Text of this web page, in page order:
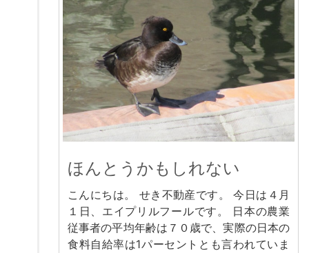
ほんとうかもしれない
こんにちは。 せき不動産です。 今日は４月
１日、エイプリルフールです。 日本の農業
従事者の平均年齢は７０歳で、実際の日本の
食料自給率は1パーセントとも言われていま